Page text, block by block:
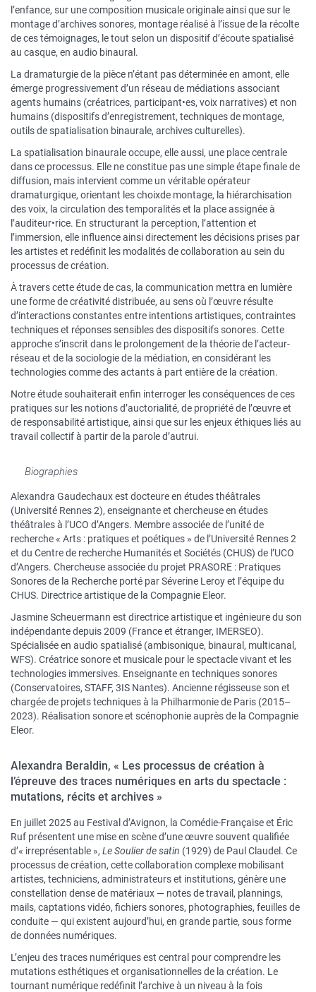
l’enfance, sur une composition musicale originale ainsi que sur le
montage d’archives sonores, montage réalisé à l’issue de la récolte
de ces témoignages, le tout selon un dispositif d’écoute spatialisé
au casque, en audio binaural.
La dramaturgie de la pièce n’étant pas déterminée en amont, elle
émerge progressivement d’un réseau de médiations associant
agents humains (créatrices, participant•es, voix narratives) et non
humains (dispositifs d’enregistrement, techniques de montage,
outils de spatialisation binaurale, archives culturelles).
La spatialisation binaurale occupe, elle aussi, une place centrale
dans ce processus. Elle ne constitue pas une simple étape finale de
diffusion, mais intervient comme un véritable opérateur
dramaturgique, orientant les choixde montage, la hiérarchisation
des voix, la circulation des temporalités et la place assignée à
l’auditeur•rice. En structurant la perception, l’attention et
l’immersion, elle influence ainsi directement les décisions prises par
les artistes et redéfinit les modalités de collaboration au sein du
processus de création.
À travers cette étude de cas, la communication mettra en lumière
une forme de créativité distribuée, au sens où l’œuvre résulte
d’interactions constantes entre intentions artistiques, contraintes
techniques et réponses sensibles des dispositifs sonores. Cette
approche s’inscrit dans le prolongement de la théorie de l’acteur-
réseau et de la sociologie de la médiation, en considérant les
technologies comme des actants à part entière de la création.
Notre étude souhaiterait enfin interroger les conséquences de ces
pratiques sur les notions d’auctorialité, de propriété de l’œuvre et
de responsabilité artistique, ainsi que sur les enjeux éthiques liés au
travail collectif à partir de la parole d’autrui.
Biographies
Alexandra Gaudechaux est docteure en études théâtrales
(Université Rennes 2), enseignante et chercheuse en études
théâtrales à l’UCO d’Angers. Membre associée de l’unité de
recherche « Arts : pratiques et poétiques » de l’Université Rennes 2
et du Centre de recherche Humanités et Sociétés (CHUS) de l’UCO
d’Angers. Chercheuse associée du projet PRASORE : Pratiques
Sonores de la Recherche porté par Séverine Leroy et l’équipe du
CHUS. Directrice artistique de la Compagnie Eleor.
Jasmine Scheuermann est directrice artistique et ingénieure du son
indépendante depuis 2009 (France et étranger, IMERSEO).
Spécialisée en audio spatialisé (ambisonique, binaural, multicanal,
WFS). Créatrice sonore et musicale pour le spectacle vivant et les
technologies immersives. Enseignante en techniques sonores
(Conservatoires, STAFF, 3IS Nantes). Ancienne régisseuse son et
chargée de projets techniques à la Philharmonie de Paris (2015–
2023). Réalisation sonore et scénophonie auprès de la Compagnie
Eleor.
Alexandra Beraldin, « Les processus de création à
l’épreuve des traces numériques en arts du spectacle :
mutations, récits et archives »
En juillet 2025 au Festival d’Avignon, la Comédie-Française et Éric
Ruf présentent une mise en scène d’une œuvre souvent qualifiée
d’« irreprésentable », Le Soulier de satin (1929) de Paul Claudel. Ce
processus de création, cette collaboration complexe mobilisant
artistes, techniciens, administrateurs et institutions, génère une
constellation dense de matériaux — notes de travail, plannings,
mails, captations vidéo, fichiers sonores, photographies, feuilles de
conduite — qui existent aujourd’hui, en grande partie, sous forme
de données numériques.
L’enjeu des traces numériques est central pour comprendre les
mutations esthétiques et organisationnelles de la création. Le
tournant numérique redéfinit l’archive à un niveau à la fois